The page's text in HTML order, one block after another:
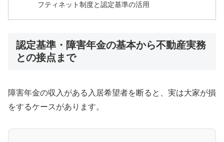
フティネット制度と認定基準の活用
認定基準・障害年金の基本から不動産実務
との接点まで
障害年金の収入がある入居希望者を断ると、実は大家が損
をするケースがあります。